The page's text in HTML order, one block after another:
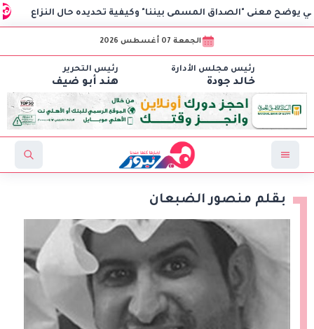
معنى "الصداق المسمى بيننا" وكيفية تحديده حال النزاع
الجمعة 07 أغسطس 2026
رئيس مجلس الأدارة
خالد جودة
رئيس التحرير
هند أبو ضيف
بقلم منصور الضبعان